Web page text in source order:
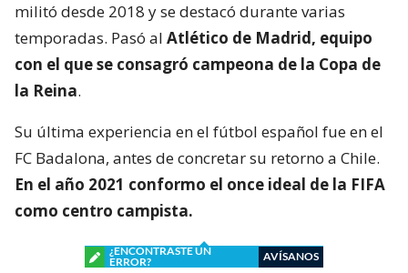
militó desde 2018 y se destacó durante varias
temporadas. Pasó al Atlético de Madrid, equipo
con el que se consagró campeona de la Copa de
la Reina.
Su última experiencia en el fútbol español fue en el
FC Badalona, antes de concretar su retorno a Chile.
En el año 2021 conformo el once ideal de la FIFA
como centro campista.
¿ENCONTRASTE UN
ERROR?
AVÍSANOS